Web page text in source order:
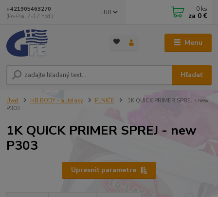
Menu
EUR
Hľadať
+421905463270
(Po-Pia, 7-17 hod.)
0 ks
za 0 €
Úvod HB BODY - autolaky PLNIČE
1K QUICK PRIMER SPREJ - new
P303
1K QUICK PRIMER SPREJ - new
P303
Upresniť parametre